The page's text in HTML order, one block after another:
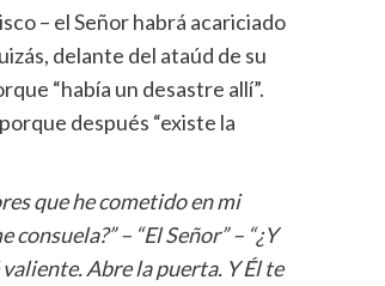
– el Señor habrá acariciado
delante del ataúd de su
“había un desastre allí”.
después “existe la
que he cometido en mi
consuela?” – “El Señor” – “¿Y
valiente. Abre la puerta. Y Él te